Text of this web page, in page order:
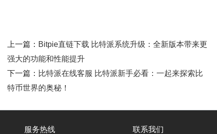
上一篇： Bitpie直链下载 比特派系统升级：全新版本带来更
强大的功能和性能提升
下一篇： 比特派在线客服 比特派新手必看：一起来探索比
特币世界的奥秘！
服务热线 联系我们